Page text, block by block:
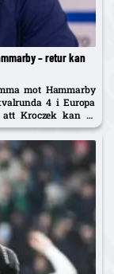
– retur kan
mot Hammarby
4 i Europa
att Kroczek kan få